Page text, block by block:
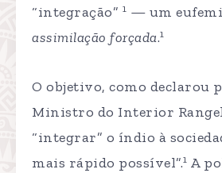
“integração” 1 — um
assimilação forçada.1
O objetivo, como declarou
Ministro do Interior Rangel
“integrar” o índio à
mais rápido possível”.1 A